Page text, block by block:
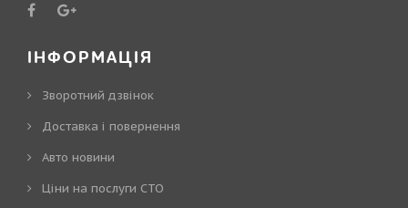
ІНФОРМАЦІЯ
Зворотний дзвінок
Доставка і повернення
Авто новини
Ціни на послуги СТО